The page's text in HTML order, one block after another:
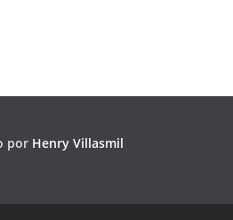
por Henry Villasmil